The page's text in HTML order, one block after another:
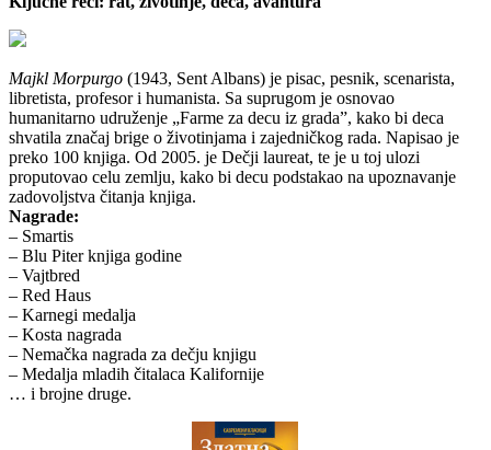
Majkl Morpurgo (1943, Sent Albans) je pisac, pesnik, scenarista,
libretista, profesor i humanista. Sa suprugom je osnovao
humanitarno udruženje „Farme za decu iz grada”, kako bi deca
shvatila značaj brige o životinjama i zajedničkog rada. Napisao je
preko 100 knjiga. Od 2005. je Dečji laureat, te je u toj ulozi
proputovao celu zemlju, kako bi decu podstakao na upoznavanje
zadovoljstva čitanja knjiga.
Nagrade:
– Smartis
– Blu Piter knjiga godine
– Vajtbred
– Red Haus
– Karnegi medalja
– Kosta nagrada
– Nemačka nagrada za dečju knjigu
– Medalja mladih čitalaca Kalifornije
… i brojne druge.